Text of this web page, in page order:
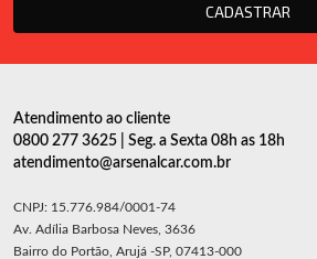
CADASTRAR
Atendimento ao cliente
0800 277 3625 | Seg. a Sexta 08h as 18h
atendimento@arsenalcar.com.br
CNPJ: 15.776.984/0001-74
Av. Adília Barbosa Neves, 3636
Bairro do Portão, Arujá -SP, 07413-000